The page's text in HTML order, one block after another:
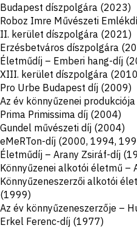
Budapest díszpolgára (2023)
Roboz Imre Művészeti
II. kerület díszpolgára (2021)
Erzésbetváros díszpolgára
Életműdíj – Emberi hang-díj
XIII. kerület díszpolgára
Pro Urbe Budapest díj (2009)
Az év könnyűzenei
Prima Primissima díj (2004)
Gundel művészeti díj (2004)
eMeRTon-díj (2000, 1994,
Életműdíj – Arany Zsiráf-díj
Könnyűzenei alkotói életmű –
Könnyűzeneszerzői alkotói
(1999)
Az év könnyűzeneszerzője –
Erkel Ferenc-díj (1977)